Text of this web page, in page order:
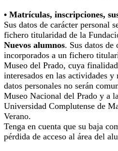
• Matrículas, inscripciones,
Sus datos de carácter personal
fichero titularidad de la
Nuevos alumnos. Sus datos de
incorporados a un fichero
Museo del Prado, cuya
interesados en las actividades
datos personales no serán
Museo Nacional del Prado y a
Universidad Complutense de
Verano.
Tenga en cuenta que su baja
pérdida de acceso al área del